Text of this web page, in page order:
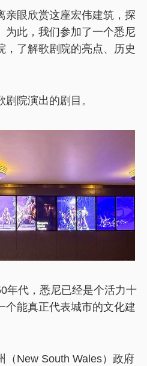
亲眼欣赏这座宏伟建筑，探
为此，我们参加了一个悉尼
，了解歌剧院的亮点、历史
院演出的剧目。
年代，悉尼已经是个活力十
个能真正代表城市的文化建
（New South Wales）政府